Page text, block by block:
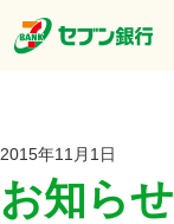
2015年11月1日
お知らせ